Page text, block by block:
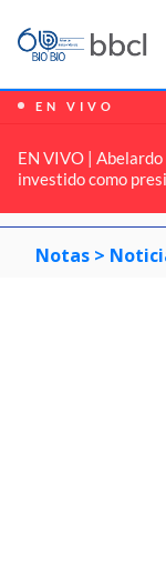
EN VIVO
EN VIVO |
investido como
Notas >